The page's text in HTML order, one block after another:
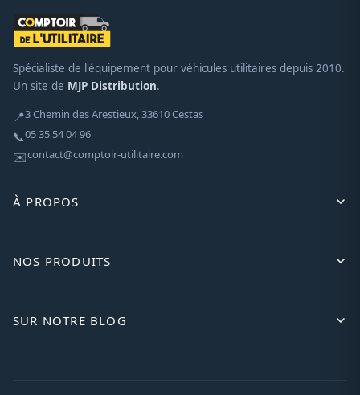
Spécialiste de l'équipement pour véhicules utilitaires depuis 2010.
Un site de MJP Distribution.
📍3 Chemin des Arestieux, 33610 Cestas
📞05 35 54 04 96
✉️contact@comptoir-utilitaire.com
À PROPOS
NOS PRODUITS
SUR NOTRE BLOG